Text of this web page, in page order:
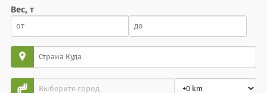
Вес, т